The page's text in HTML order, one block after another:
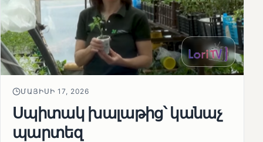
ՄԱՅԻՍԻ 17, 2026
Սպիտակ խալաթից՝ կանաչ
պարտեզ